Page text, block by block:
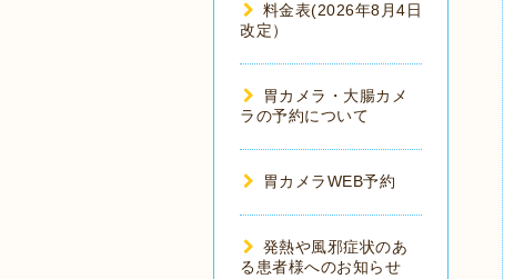
料金表(2026年8月4日
改定）
胃カメラ・大腸カメ
ラの予約について
胃カメラWEB予約
発熱や風邪症状のあ
る患者様へのお知らせ